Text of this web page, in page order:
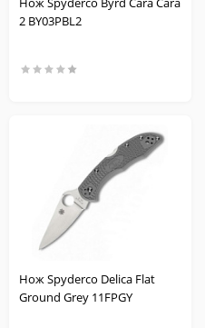
2 BY03PBL2
Нож Spyderco Delica Flat
Ground Grey 11FPGY